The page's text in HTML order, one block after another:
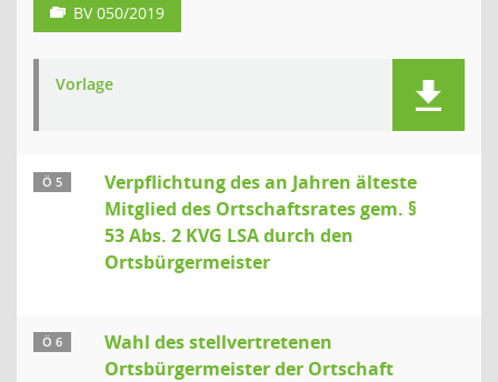
BV 050/2019
Vorlage
Ö 5
Verpflichtung des an Jahren älteste
Mitglied des Ortschaftsrates gem. §
53 Abs. 2 KVG LSA durch den
Ortsbürgermeister
Ö 6
Wahl des stellvertretenen
Ortsbürgermeister der Ortschaft